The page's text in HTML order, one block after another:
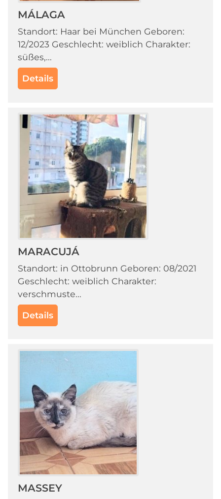
MÁLAGA
Standort: Haar bei München Geboren:
12/2023 Geschlecht: weiblich Charakter:
süßes,...
Details
MARACUJÁ
Standort: in Ottobrunn Geboren: 08/2021
Geschlecht: weiblich Charakter:
verschmuste...
Details
MASSEY